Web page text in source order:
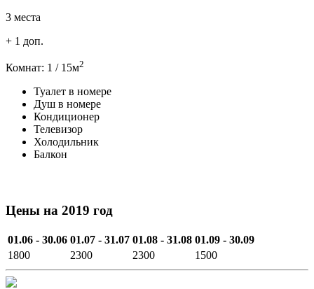
3 места
+ 1 доп.
Комнат: 1 / 15м2
Туалет в номере
Душ в номере
Кондиционер
Телевизор
Холодильник
Балкон
Цены на 2019 год
01.06 - 30.06 01.07 - 31.07 01.08 - 31.08 01.09 - 30.09
1800
2300 2300 1500